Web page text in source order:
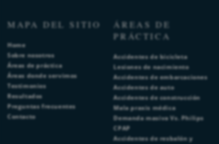
MAPA DEL SITIO
Home
Sobre nosotros
Áreas de práctica
Áreas donde servimos
Testimonios
Resultados
Preguntas frecuentes
Contacto
ÁREAS DE
PRÁCTICA
Accidentes de bicicleta
Lesiones de nacimiento
Accidentes de embarcaciones
Accidentes de auto
Accidentes de construcción
Mala praxis médica
Demanda masiva Vs. Philips
CPAP
Accidentes de resbalón y